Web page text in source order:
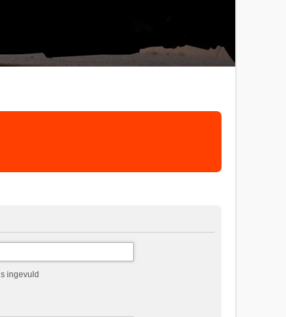
ingevuld